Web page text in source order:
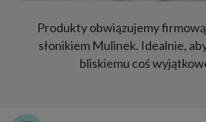
Produkty obwiązujemy
słonikiem Mulinek. Idealnie,
bliskiemu coś